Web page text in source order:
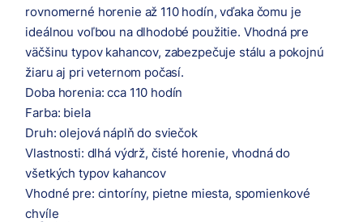
rovnomerné horenie až 110 hodín, vďaka čomu je
ideálnou voľbou na dlhodobé použitie. Vhodná pre
väčšinu typov kahancov, zabezpečuje stálu a pokojnú
žiaru aj pri veternom počasí.
Doba horenia: cca 110 hodín
Farba: biela
Druh: olejová náplň do sviečok
Vlastnosti: dlhá výdrž, čisté horenie, vhodná do
všetkých typov kahancov
Vhodné pre: cintoríny, pietne miesta, spomienkové
chvíle